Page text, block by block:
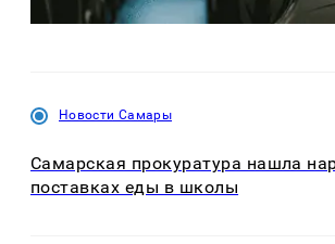
Новости Самары
Самарская прокуратура нашла
поставках еды в школы